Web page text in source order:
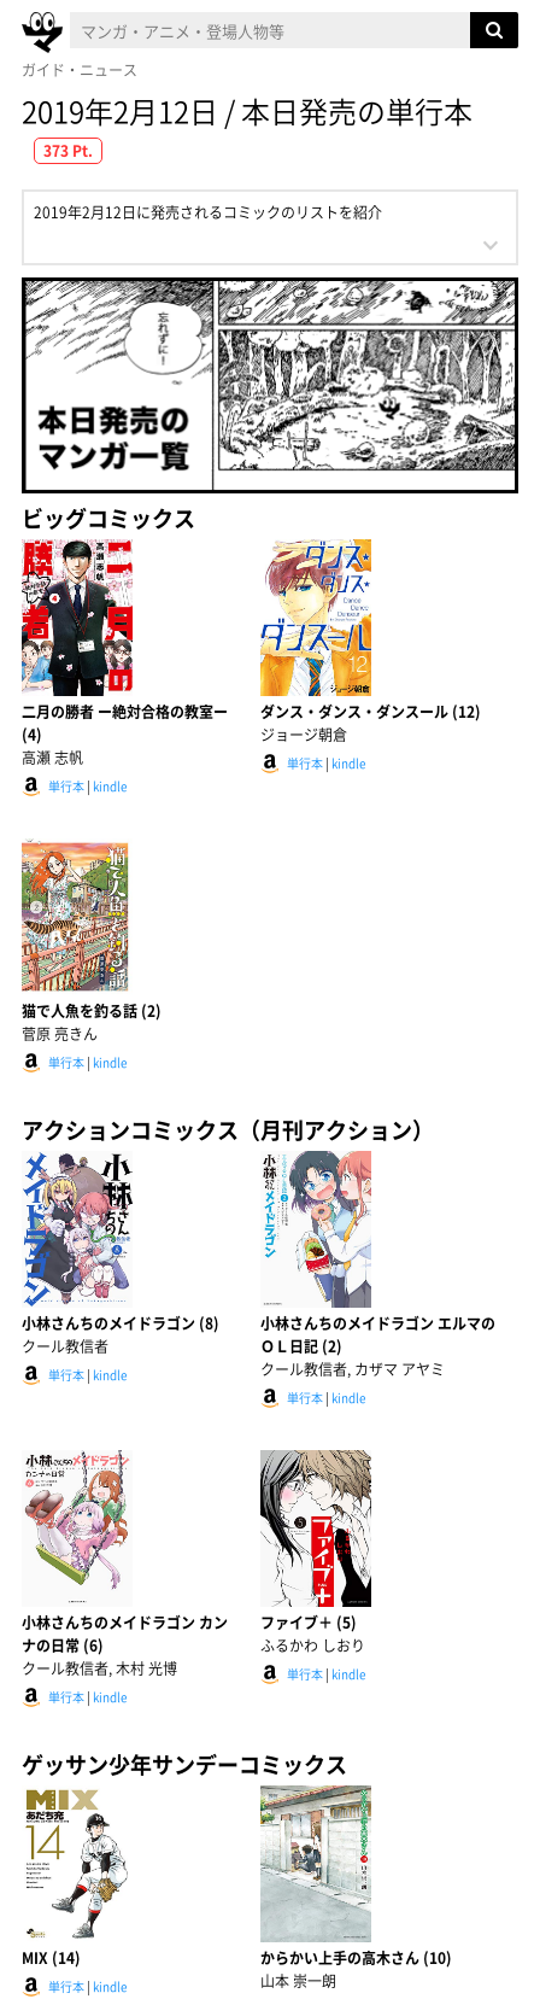
ガイド・ニュース
2019年2月12日 / 本日発売の単行本
373 Pt.
2019年2月12日に発売されるコミックのリストを紹介
ビッグコミックス
二月の勝者 ー絶対合格の教室ー
(4)
高瀬 志帆
単行本 | kindle
ダンス・ダンス・ダンスール (12)
ジョージ朝倉
単行本| kindle
猫で人魚を釣る話 (2)
菅原 亮きん
単行本 | kindle
アクションコミックス（月刊アクション）
小林さんちのメイドラゴン (8)
クール教信者
単行本 | kindle
小林さんちのメイドラゴン エルマの
ＯＬ日記 (2)
クール教信者, カザマ アヤミ
単行本| kindle
小林さんちのメイドラゴン カン
ナの日常 (6)
クール教信者, 木村 光博
単行本 | kindle
ファイブ＋ (5)
ふるかわ しおり
単行本| kindle
ゲッサン少年サンデーコミックス
MIX (14)
単行本 | kindle
からかい上手の高木さん (10)
山本 崇一朗